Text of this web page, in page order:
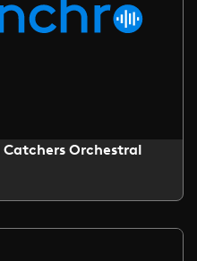
Catchers Orchestral